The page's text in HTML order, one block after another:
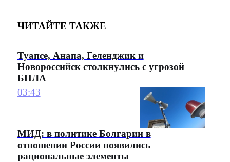
ЧИТАЙТЕ ТАКЖЕ
Туапсе, Анапа, Геленджик и
Новороссийск столкнулись с угрозой
БПЛА
03:43
МИД: в политике Болгарии в
отношении России появились
рациональные элементы